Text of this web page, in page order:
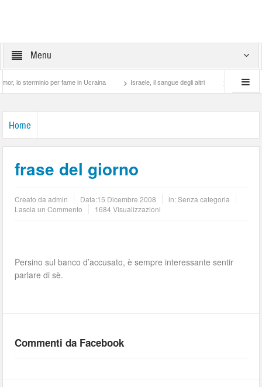
Menu
per fame in Ucraina Israele, il sangue degli altri Lotta di classe…
Home
frase del giorno
Creato daadmin Data:15 Dicembre 2008
in: Senza categoria
Lascia un Commento
1684 Visualizzazioni
Persino sul banco d’accusato, è sempre interessante sentir
parlare di sè.
Commenti da Facebook